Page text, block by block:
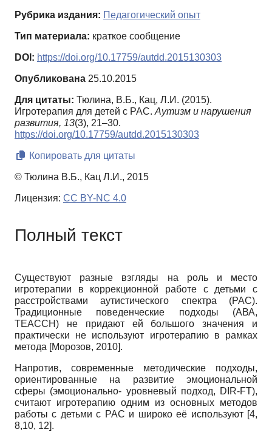
Рубрика издания: Педагогический опыт
Тип материала: краткое сообщение
DOI: https://doi.org/10.17759/autdd.2015130303
Опубликована 25.10.2015
Для цитаты: Тюлина, В.Б., Кац, Л.И. (2015).
Игротерапия для детей с РАС. Аутизм и нарушения
развития, 13(3), 21–30.
https://doi.org/10.17759/autdd.2015130303
Копировать для цитаты
© Тюлина В.Б., Кац Л.И., 2015
Лицензия: CC BY-NC 4.0
Полный текст
Существуют разные взгляды на роль и место
игротерапии в коррекционной работе с детьми с
расстройствами аутисти­ческого спектра (РАС).
Традиционные поведенческие подходы (АВА,
ТЕАССН) не придают ей большого значения и
практически не используют игротерапию в рамках
метода [Морозов, 2010].
Напротив, современные методические подходы,
ориентированные на развитие эмоциональной
сферы (эмоционально- уровневый подход, DIR-FT),
считают иг­ротерапию одним из основных методов
работы с детьми с РАС и широко её используют [4,
8,10, 12].